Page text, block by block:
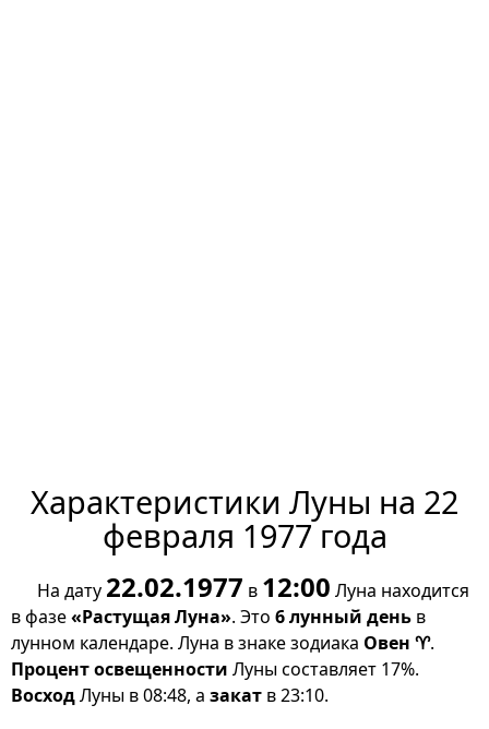
Характеристики Луны на 22
февраля 1977 года
На дату 22.02.1977 в 12:00 Луна находится
в фазе«Растущая Луна». Это 6 лунный день в
лунном календаре. Луна в знаке зодиака Овен ♈.
Процент освещенности Луны составляет 17%.
ВосходЛуны в 08:48, а закат в 23:10.